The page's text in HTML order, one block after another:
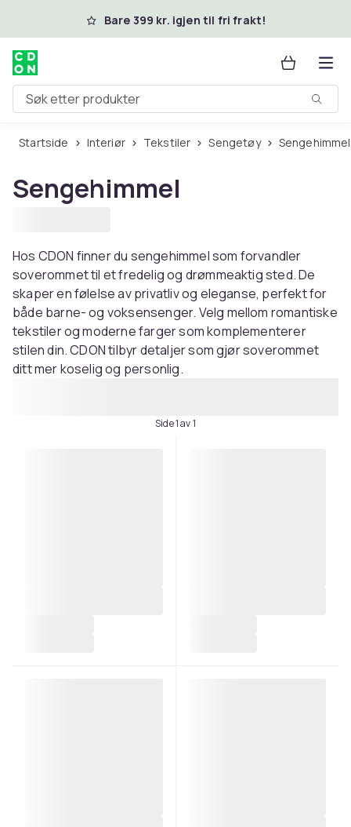
Hopp til hovedinnholdBare 399 kr. igjen til fri frakt!
Søk etter produkter
Startside Interiør Tekstiler Sengetøy Sengehimmel
Sengehimmel
Hos CDON finner du sengehimmel som forvandler
soverommet til et fredelig og drømmeaktig sted. De
skaper en følelse av privatliv og eleganse, perfekt for
både barne- og voksensenger. Velg mellom romantiske
tekstiler og moderne farger som komplementerer
stilen din. CDON tilbyr detaljer som gjør soverommet
ditt mer koselig og personlig.
Side 1 av 1